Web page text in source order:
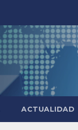
ACTUALIDAD